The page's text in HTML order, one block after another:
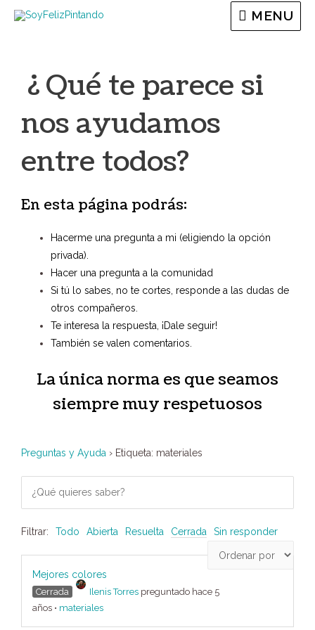
MENU
¿ Qué te parece si
nos ayudamos
entre todos?
En esta página podrás:
Hacerme una pregunta a mi (eligiendo la opción
privada).
Hacer una pregunta a la comunidad
Si tú lo sabes, no te cortes, responde a las dudas de
otros compañeros.
Te interesa la respuesta, ¡Dale seguir!
También se valen comentarios.
La única norma es que seamos
siempre muy respetuosos
Preguntas y Ayuda › Etiqueta: materiales
Filtrar: Todo Abierta Resuelta Cerrada Sin responder
Mejores colores
Cerrada Ilenis Torres preguntado hace 5
años • materiales